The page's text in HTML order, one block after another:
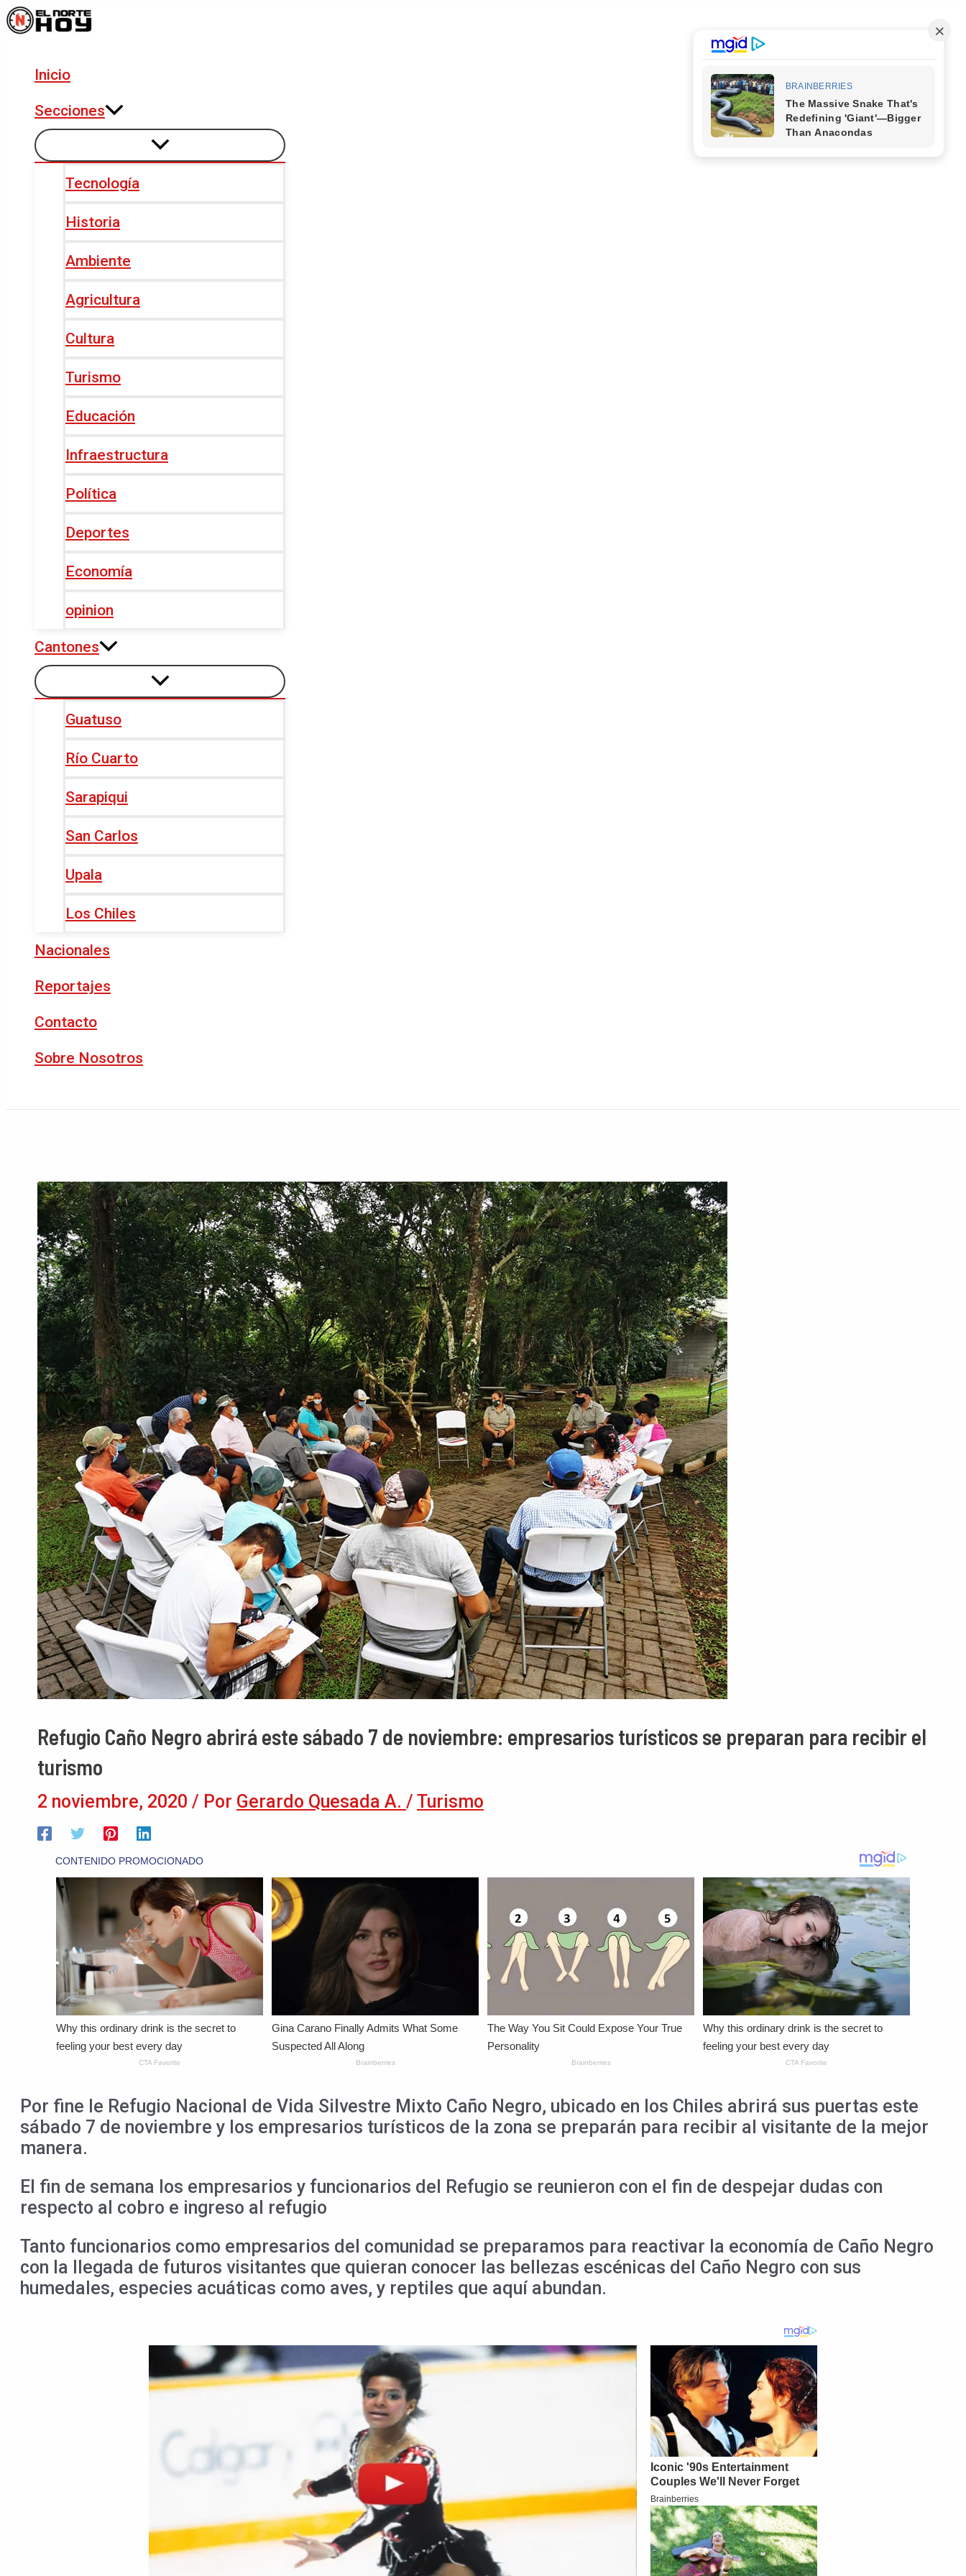
Ir
al
Inicio
Secciones
Tecnología
Historia
Ambiente
Agricultura
Cultura
Turismo
Educación
Infraestructura
Política
Deportes
Economía
opinion
Cantones
Guatuso
Río Cuarto
Sarapiqui
San Carlos
Upala
Los Chiles
Nacionales
Reportajes
Contacto
Sobre Nosotros
Refugio Caño Negro abrirá este sábado 7 de noviembre: empresarios turísticos se preparan para recibir el
turismo
2 noviembre, 2020 / Por Gerardo Quesada A. / Turismo
Por fine le Refugio Nacional de Vida Silvestre Mixto Caño Negro, ubicado en los Chiles abrirá sus puertas este
sábado 7 de noviembre y los empresarios turísticos de la zona se preparán para recibir al visitante de la mejor
manera.
El fin de semana los empresarios y funcionarios del Refugio se reunieron con el fin de despejar dudas con
respecto al cobro e ingreso al refugio
Tanto funcionarios como empresarios del comunidad se preparamos para reactivar la economía de Caño Negro
con la llegada de futuros visitantes que quieran conocer las bellezas escénicas del Caño Negro con sus
humedales, especies acuáticas como aves, y reptiles que aquí abundan.
Navegación
de